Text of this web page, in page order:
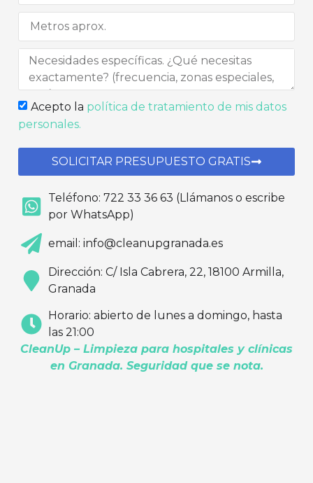
Acepto la política de tratamiento de mis datos
personales.
SOLICITAR PRESUPUESTO GRATIS
Teléfono: 722 33 36 63 (Llámanos o escribe
por WhatsApp)
email: info@cleanupgranada.es
Dirección: C/ Isla Cabrera, 22, 18100 Armilla,
Granada
Horario: abierto de lunes a domingo, hasta
las 21:00
CleanUp – Limpieza para hospitales y clínicas
en Granada. Seguridad que se nota.